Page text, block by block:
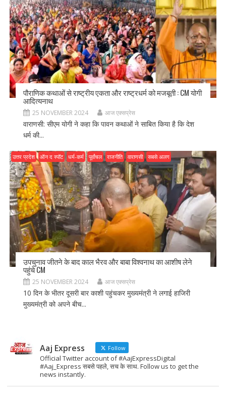
पौराणिक कथाओं से राष्ट्रीय एकता और राष्ट्रधर्म को मजबूती : CM योगी
आदित्यनाथ
25 NOVEMBER 2024 आज एक्सप्रेस
वाराणसी: सीएम योगी ने कहा कि पावन कथाओं ने साबित किया है कि देश
धर्म की...
उत्तर प्रदेश ऑन द स्पॉट धर्म-कर्म पूर्वांचल राजनीति वाराणसी सबसे अलग
उपचुनाव जीतने के बाद काल भैरव और बाबा विश्वनाथ का आशीष लेने
पहुंचे CM
25 NOVEMBER 2024 आज एक्सप्रेस
10 दिन के भीतर दूसरी बार काशी पहुंचकर मुख्यमंत्री ने लगाई हाजिरी
मुख्यमंत्री को अपने बीच...
Aaj Express Follow
Official Twitter account of #AajExpressDigital
#Aaj_Express सबसे पहले, सच के साथ. Follow us to get the
news instantly.